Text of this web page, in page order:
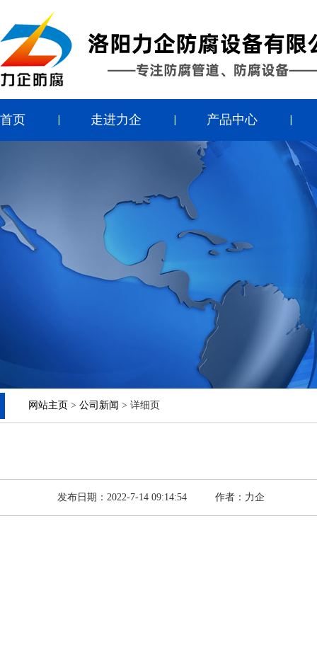
首页 走进力企 产品中心
网站主页 > 公司新闻 > 详细页
发布日期：2022-7-14 09:14:54 作者：力企